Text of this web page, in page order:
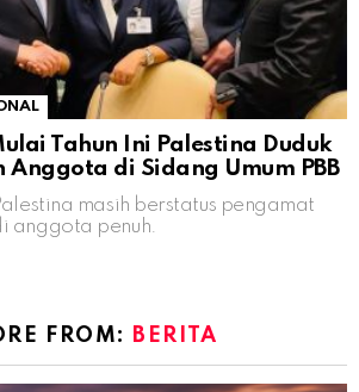
Tahun Ini Palestina Duduk
di Sidang Umum PBB
masih berstatus pengamat
anggota penuh.
FROM: BERITA